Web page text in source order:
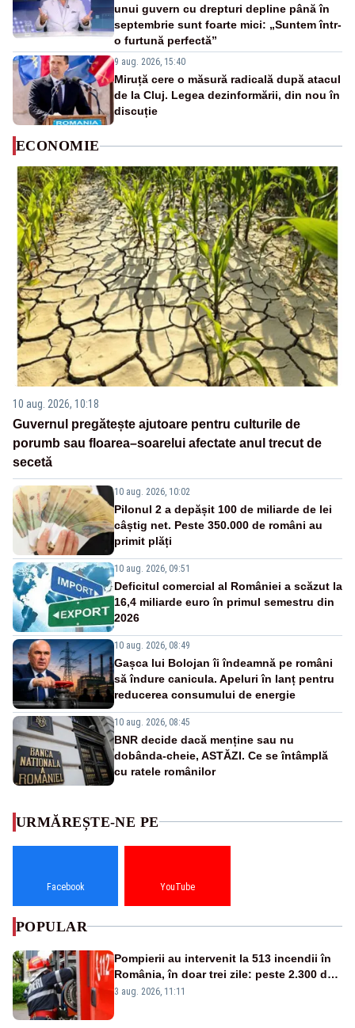
unui guvern cu drepturi depline până în
septembrie sunt foarte mici: „Suntem într-
o furtună perfectă”
9 aug. 2026, 15:40
Miruță cere o măsură radicală după atacul
de la Cluj. Legea dezinformării, din nou în
discuție
ECONOMIE
10 aug. 2026, 10:18
Guvernul pregătește ajutoare pentru culturile de
porumb sau floarea–soarelui afectate anul trecut de
secetă
10 aug. 2026, 10:02
Pilonul 2 a depășit 100 de miliarde de lei
câștig net. Peste 350.000 de români au
primit plăți
10 aug. 2026, 09:51
Deficitul comercial al României a scăzut la
16,4 miliarde euro în primul semestru din
2026
10 aug. 2026, 08:49
Gașca lui Bolojan îi îndeamnă pe români
să îndure canicula. Apeluri în lanț pentru
reducerea consumului de energie
10 aug. 2026, 08:45
BNR decide dacă menține sau nu
dobânda-cheie, ASTĂZI. Ce se întâmplă
cu ratele românilor
URMĂREȘTE-NE PE
Facebook YouTube
POPULAR
Pompierii au intervenit la 513 incendii în
România, în doar trei zile: peste 2.300 de
hectare de teren au fost afectate
3 aug. 2026, 11:11